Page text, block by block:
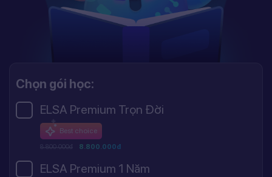
Chọn gói học:
ELSA Premium Trọn Đời
Best choice
8.800.000đ 8.800.000đ
ELSA Premium 1 Năm